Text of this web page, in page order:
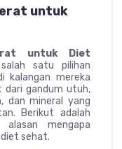
untuk
untuk Diet
satu pilihan
kalangan mereka
dari gandum utuh,
dan mineral yang
Berikut adalah
alasan mengapa
sehat.